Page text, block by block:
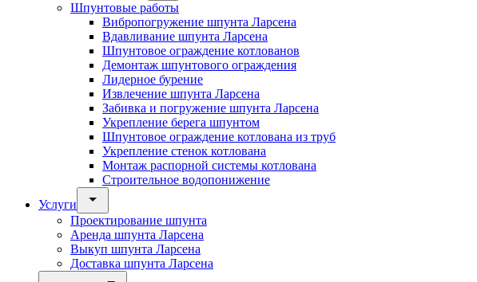
Шпунтовые работы
Вибропогружение шпунта Ларсена
Вдавливание шпунта Ларсена
Шпунтовое ограждение котлованов
Демонтаж шпунтового ограждения
Лидерное бурение
Извлечение шпунта Ларсена
Забивка и погружение шпунта Ларсена
Укрепление берега шпунтом
Шпунтовое ограждение котлована из труб
Укрепление стенок котлована
Монтаж распорной системы котлована
Строительное водопонижение
Услуги
Проектирование шпунта
Аренда шпунта Ларсена
Выкуп шпунта Ларсена
Доставка шпунта Ларсена